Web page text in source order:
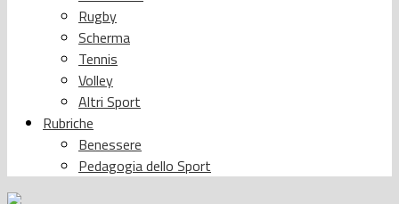
Rugby
Scherma
Tennis
Volley
Altri Sport
Rubriche
Benessere
Pedagogia dello Sport